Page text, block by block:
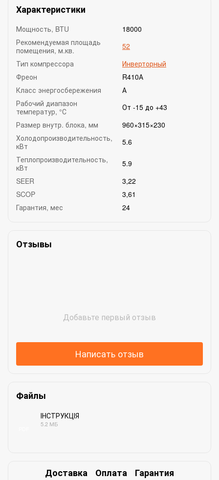
Характеристики
Мощность, BTU
18000
Рекомендуемая площадь
помещения, м.кв.
52
Тип компрессора
Инверторный
Фреон
R410А
Класс энергосбережения
А
Рабочий диапазон
температур, °С
От -15 до +43
Размер внутр. блока, мм
960×315×230
Холодопроизводительность,
кВт
5.6
Теплопроизводительность,
кВт
5.9
SEER
3,22
SCOP
3,61
Гарантия, мес
24
Отзывы
Добавьте первый отзыв
Написать отзыв
Файлы
ІНСТРУКЦІЯ
5.2 МБ
Доставка Оплата Гарантия